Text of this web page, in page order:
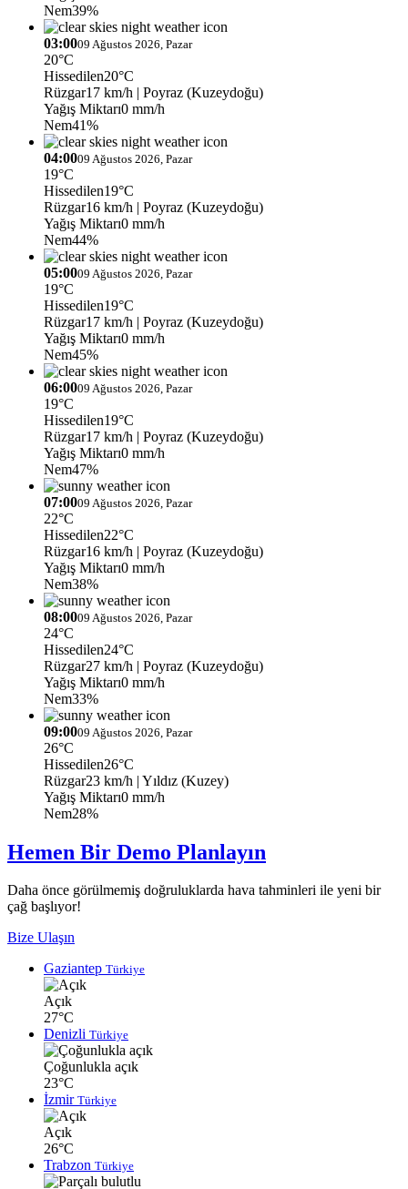
Nem39%
03:0009 Ağustos 2026, Pazar
20°C
Hissedilen20°C
Rüzgar17 km/h | Poyraz (Kuzeydoğu)
Yağış Miktarı0 mm/h
Nem41%
04:0009 Ağustos 2026, Pazar
19°C
Hissedilen19°C
Rüzgar16 km/h | Poyraz (Kuzeydoğu)
Yağış Miktarı0 mm/h
Nem44%
05:0009 Ağustos 2026, Pazar
19°C
Hissedilen19°C
Rüzgar17 km/h | Poyraz (Kuzeydoğu)
Yağış Miktarı0 mm/h
Nem45%
06:0009 Ağustos 2026, Pazar
19°C
Hissedilen19°C
Rüzgar17 km/h | Poyraz (Kuzeydoğu)
Yağış Miktarı0 mm/h
Nem47%
07:0009 Ağustos 2026, Pazar
22°C
Hissedilen22°C
Rüzgar16 km/h | Poyraz (Kuzeydoğu)
Yağış Miktarı0 mm/h
Nem38%
08:0009 Ağustos 2026, Pazar
24°C
Hissedilen24°C
Rüzgar27 km/h | Poyraz (Kuzeydoğu)
Yağış Miktarı0 mm/h
Nem33%
09:0009 Ağustos 2026, Pazar
26°C
Hissedilen26°C
Rüzgar23 km/h | Yıldız (Kuzey)
Yağış Miktarı0 mm/h
Nem28%
Hemen Bir Demo Planlayın
Daha önce görülmemiş doğruluklarda hava tahminleri ile yeni bir
çağ başlıyor!
Bize Ulaşın
Gaziantep Türkiye
Açık
27°C
Denizli Türkiye
Çoğunlukla açık
23°C
İzmir Türkiye
Açık
26°C
Trabzon Türkiye